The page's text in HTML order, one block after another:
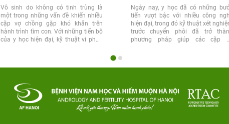
Vô sinh do không có tinh trùng là
một trong những vấn đề khiến nhiều
cặp vợ chồng gặp khó khăn trên
hành trình tìm con. Với những tiến bộ
của y học hiện đại, kỹ thuật vi phẫu
Ngày nay, y học đã có những
tiến vượt bậc với nhiều công
hiện đại, trong đó kỹ thuật xét
trước chuyển phôi đã trở
phương pháp giúp các cặp